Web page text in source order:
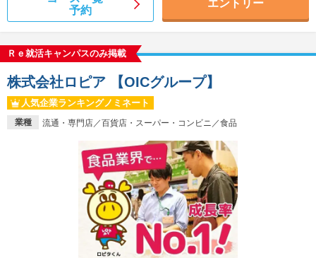
予約
エントリー
Ｒｅ就活キャンパスのみ掲載
業種 流通・専門店／百貨店・スーパー・コンビニ／食品
株式会社ロピア 【OICグループ】
人気企業ランキングノミネート